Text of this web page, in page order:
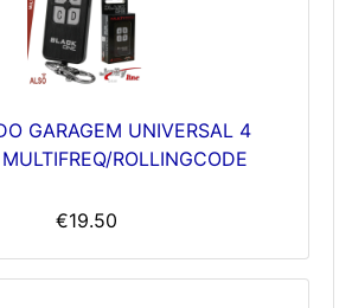
GARAGEM UNIVERSAL 4
ROLLINGCODE
€19.50